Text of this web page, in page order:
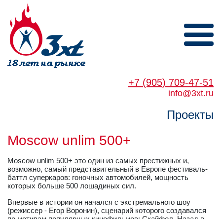
+7 (905) 709-47-51
info@3xt.ru
Проекты
Moscow unlim 500+
Moscow unlim 500+ это один из самых престижных и,
возможно, самый представительный в Европе фестиваль-
баттл суперкаров: гоночных автомобилей, мощность
которых больше 500 лошадиных сил.
Впервые в истории он начался с экстремального шоу
(режиссер - Егор Воронин), сценарий которого создавался